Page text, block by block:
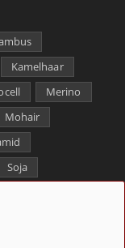
Kamelhaar
Merino
Mohair
Soja